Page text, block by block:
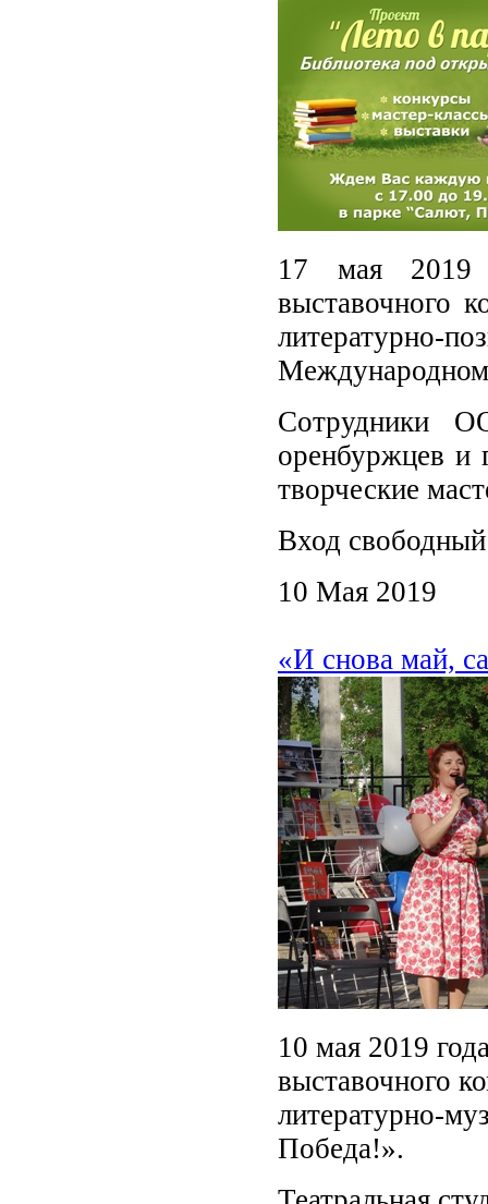
17 мая 2019
выставочного
Сотрудники
оренбуржцев и
творческие
Вход свободный
10 Мая 2019
«И снова май,
10 мая 2019
выставочного
литературно-
Победа!».